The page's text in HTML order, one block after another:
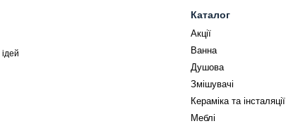
Каталог
Акції
Ванна
Душова
Змішувачі
Кераміка та інсталяції
Меблі